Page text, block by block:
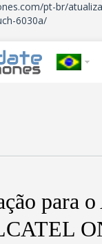
pt-br/
6030a/
para